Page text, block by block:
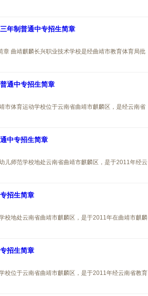
年制普通中专招生简章
曲靖麒麟长兴职业技术学校是经曲靖市教育体育局批
通中专招生简章
市体育运动学校位于云南省曲靖市麒麟区，是经云南省
中专招生简章
儿师范学校地处云南省曲靖市麒麟区，是于2011年经云
招生简章
校地处云南省曲靖市麒麟区，是于2011年在曲靖市麒麟
招生简章
校位于云南省曲靖市麒麟区，是于2011年经云南省教育